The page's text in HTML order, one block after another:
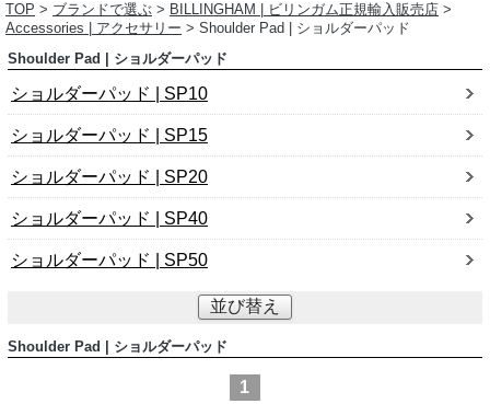
TOP > ブランドで選ぶ > BILLINGHAM | ビリンガム正規輸入販売店 >
Accessories | アクセサリー > Shoulder Pad | ショルダーパッド
Shoulder Pad | ショルダーパッド
ショルダーパッド | SP10
ショルダーパッド | SP15
ショルダーパッド | SP20
ショルダーパッド | SP40
ショルダーパッド | SP50
並び替え
Shoulder Pad | ショルダーパッド
1